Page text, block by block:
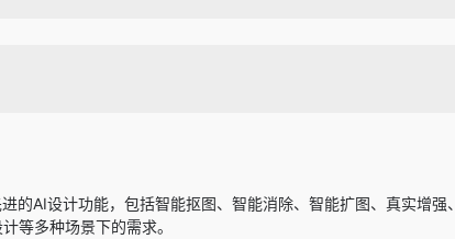
的AI设计功能，包括智能抠图、智能消除、智能扩图、真实增
等多种场景下的需求。